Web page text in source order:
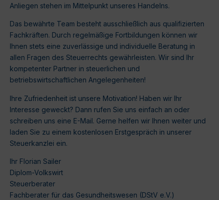
Anliegen stehen im Mittelpunkt unseres Handelns.
Das bewährte Team besteht ausschließlich aus qualifizierten
Fachkräften. Durch regelmäßige Fortbildungen können wir
Ihnen stets eine zuverlässige und individuelle Beratung in
allen Fragen des Steuerrechts gewährleisten. Wir sind Ihr
kompetenter Partner in steuerlichen und
betriebswirtschaftlichen Angelegenheiten!
Ihre Zufriedenheit ist unsere Motivation! Haben wir Ihr
Interesse geweckt? Dann rufen Sie uns einfach an oder
schreiben uns eine E-Mail. Gerne helfen wir Ihnen weiter und
laden Sie zu einem kostenlosen Erstgespräch in unserer
Steuerkanzlei ein.
Ihr Florian Sailer
Diplom-Volkswirt
Steuerberater
Fachberater für das Gesundheitswesen (DStV e.V.)